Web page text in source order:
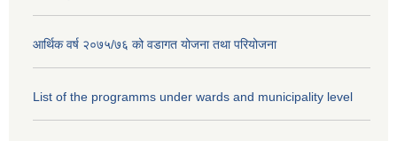
आर्थिक वर्ष २०७५/७६ को वडागत योजना तथा परियोजना
List of the programms under wards and municipality level